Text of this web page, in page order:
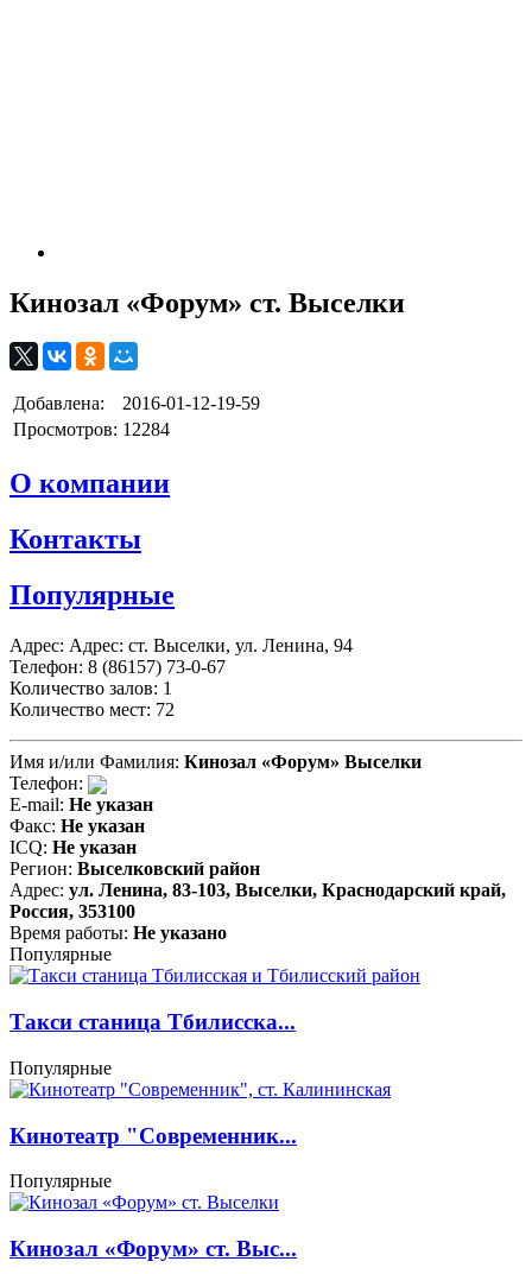
Кинозал «Форум» ст. Выселки
Добавлена:
2016-01-12-19-59
Просмотров: 12284
О компании
Контакты
Популярные
Адрес: Адрес: ст. Выселки, ул. Ленина, 94
Телефон: 8 (86157) 73-0-67
Количество залов: 1
Количество мест: 72
Имя и/или Фамилия: Кинозал «Форум» Выселки
Телефон:
E-mail: Не указан
Факс: Не указан
ICQ: Не указан
Регион: Выселковский район
Адрес: ул. Ленина, 83-103, Выселки, Краснодарский край,
Россия, 353100
Время работы: Не указано
Популярные
Такси станица Тбилисска...
Популярные
Кинотеатр "Современник...
Популярные
Кинозал «Форум» ст. Выс...